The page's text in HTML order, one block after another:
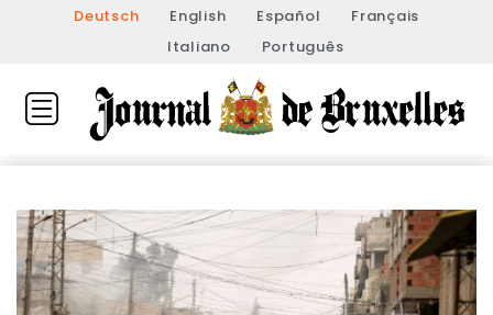
Deutsch English Español
Français
Italiano
Português